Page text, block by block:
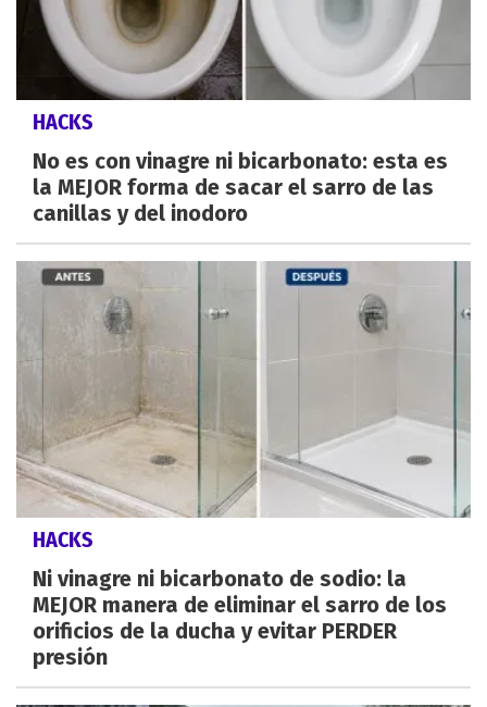
HACKS
No es con vinagre ni bicarbonato: esta es
la MEJOR forma de sacar el sarro de las
canillas y del inodoro
HACKS
Ni vinagre ni bicarbonato de sodio: la
MEJOR manera de eliminar el sarro de los
orificios de la ducha y evitar PERDER
presión